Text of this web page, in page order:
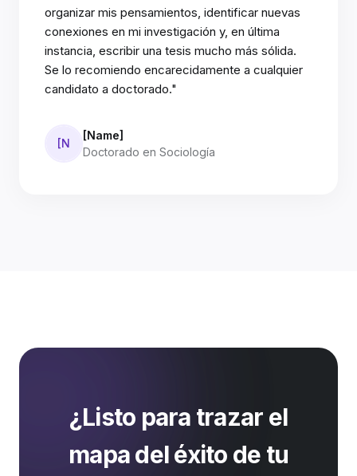
organizar mis pensamientos, identificar nuevas
conexiones en mi investigación y, en última
instancia, escribir una tesis mucho más sólida.
Se lo recomiendo encarecidamente a cualquier
candidato a doctorado."
[N
[Name]
Doctorado en Sociología
¿Listo para trazar el
mapa del éxito de tu